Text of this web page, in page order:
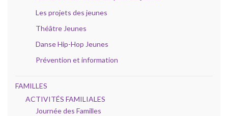
Les projets des jeunes
Théâtre Jeunes
Danse Hip-Hop Jeunes
Prévention et information
FAMILLES
ACTIVITÉS FAMILIALES
Journée des Familles